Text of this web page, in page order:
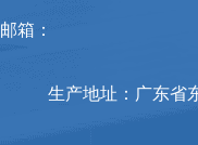
邮箱：
生产地址：广东省